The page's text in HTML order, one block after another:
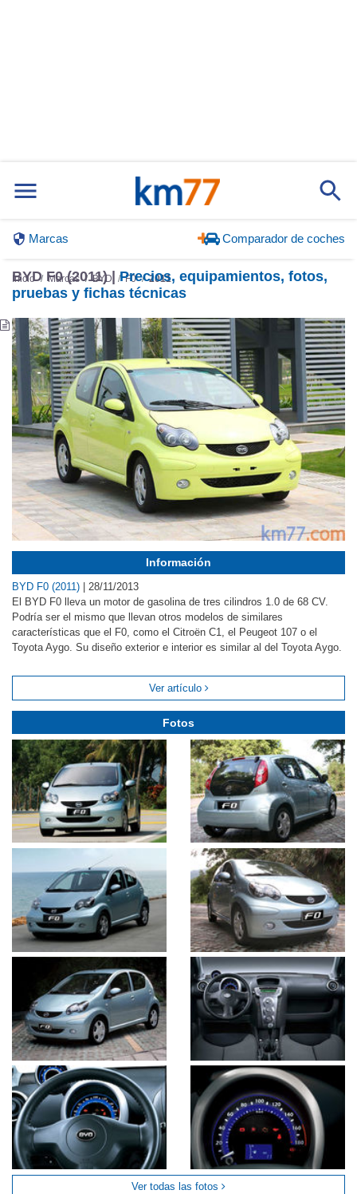
Marcas Comparador de coches
Inicio Marcas BYD F0 2011
BYD F0 (2011) |Precios, equipamientos, fotos,
pruebas y fichas técnicas
Información
BYD F0 (2011)
28/11/2013
El BYD F0 lleva un motor de gasolina de tres cilindros 1.0 de 68 CV.
Podría ser el mismo que llevan otros modelos de similares
características que el F0, como el Citroën C1, el Peugeot 107 o el
Toyota Aygo. Su diseño exterior e interior es similar al del Toyota Aygo.
Ver artículo
Fotos
Ver todas las fotos